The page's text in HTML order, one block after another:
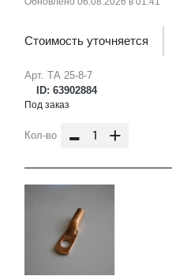
Арт. ТА 25-8-7
ID: 63902884
Стоимость уточняется
Под заказ
Кол-во - +